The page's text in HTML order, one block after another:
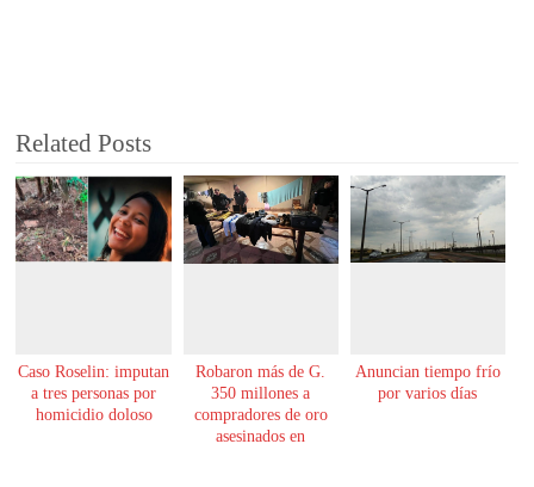
Related Posts
Caso Roselin: imputan
a tres personas por
homicidio doloso
Robaron más de G.
350 millones a
compradores de oro
asesinados en
Anuncian tiempo frío
por varios días